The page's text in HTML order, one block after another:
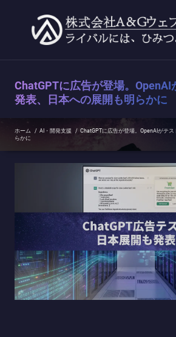
へ
ChatGPTに広告が登場。OpenAI
発表、日本への展開も明らかに
ホーム / AI・開発支援 / ChatGPTに広告が登場。OpenAIがテ
らかに